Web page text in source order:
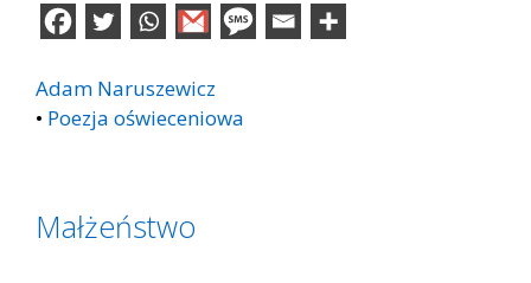
Adam Naruszewicz
• Poezja oświeceniowa
Małżeństwo